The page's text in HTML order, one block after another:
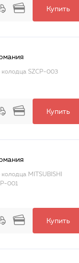
Купить
колодца SZCP-003
Купить
MITSUBISHI
001
Купить